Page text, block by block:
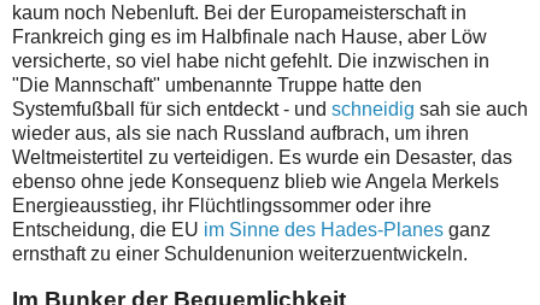
kaum noch Nebenluft. Bei der Europameisterschaft in
Frankreich ging es im Halbfinale nach Hause, aber Löw
versicherte, so viel habe nicht gefehlt. Die inzwischen in
"Die Mannschaft" umbenannte Truppe hatte den
Systemfußball für sich entdeckt - und schneidig sah sie auch
wieder aus, als sie nach Russland aufbrach, um ihren
Weltmeistertitel zu verteidigen. Es wurde ein Desaster, das
ebenso ohne jede Konsequenz blieb wie Angela Merkels
Energieausstieg, ihr Flüchtlingssommer oder ihre
Entscheidung, die EU im Sinne des Hades-Planes ganz
ernsthaft zu einer Schuldenunion weiterzuentwickeln.
Im Bunker der Bequemlichkeit